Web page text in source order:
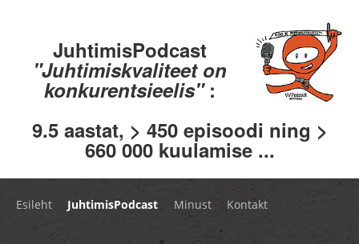
JuhtimisPodcast
"Juhtimiskvaliteet on
konkurentsieelis" :
9.5 aastat, > 450 episoodi ning >
660 000 kuulamise ...
Esileht JuhtimisPodcast Minust Kontakt